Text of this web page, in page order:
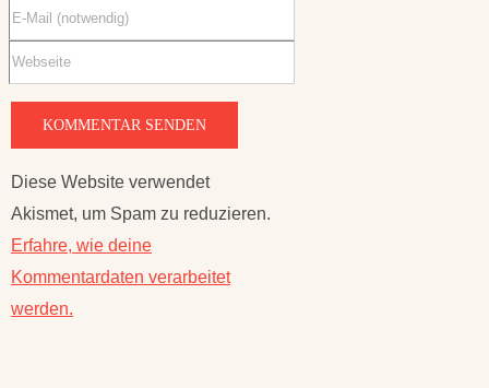
Diese Website verwendet
Akismet, um Spam zu reduzieren.
Erfahre, wie deine
Kommentardaten verarbeitet
werden.